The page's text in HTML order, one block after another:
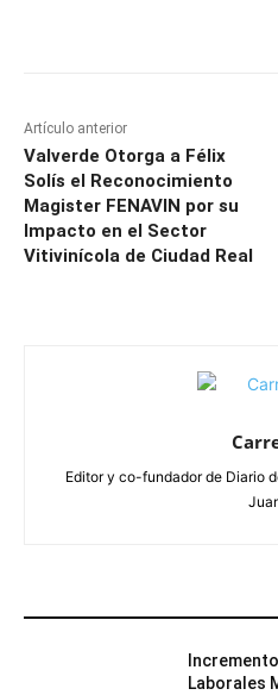
Artículo anterior
Valverde Otorga a Félix
Solís el Reconocimiento
Magister FENAVIN por su
Impacto en el Sector
Vitivinícola de Ciudad Real
Editor y co-fundador de Diario
Laborales